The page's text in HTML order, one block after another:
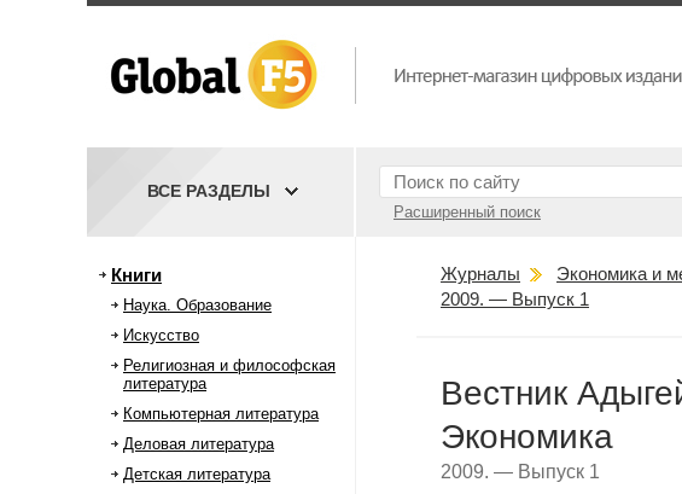
Расширенный поиск
ВСЕ РАЗДЕЛЫ
Книги
Наука. Образование
Искусство
Религиозная и философская
литература
Компьютерная литература
Деловая литература
Детская литература
Журналы Экономика и
2009. — Выпуск 1
Вестник
Экономика
2009. — Выпуск 1